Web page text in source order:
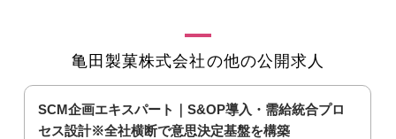
亀田製菓株式会社の他の公開求人
SCM企画エキスパート｜S&OP導入・需給統合プロ
セス設計※全社横断で意思決定基盤を構築